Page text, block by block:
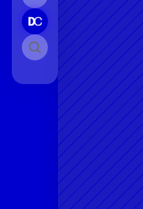
Pesquisar